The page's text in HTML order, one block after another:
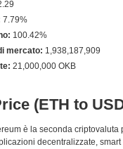
7.79%
100.42%
mercato: 1,938,187,909
21,000,000 OKB
(ETH to
è la seconda criptovaluta
decentralizzate, smart